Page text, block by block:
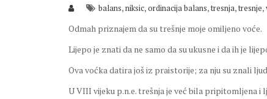
balans,niksic,ordinacija balans,tresnja,tresnje,
Odmah priznajem da su trešnje moje omiljeno voće.
Lijepo je znati da ne samo da su ukusne i da ih je
Ova voćka datira još iz praistorije; za nju su znali
U VIII vijeku p.n.e. trešnja je već bila pripitomljena i